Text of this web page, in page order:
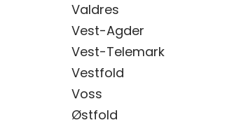
Valdres
Vest-Agder
Vest-Telemark
Vestfold
Voss
Østfold